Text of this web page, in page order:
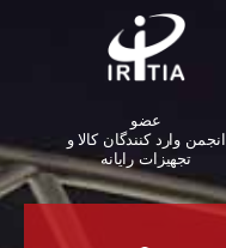
عضو
انجمن وارد کنندگان کالا و
تجهیزات رایانه‌